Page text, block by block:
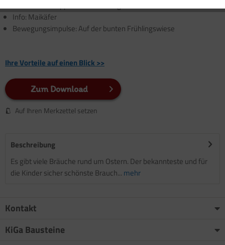
Info: Maikäfer
Bewegungsimpulse: Auf der bunten Frühlingswiese
Ihre Vorteile auf einen Blick >>
Zum Download
Auf Ihren Merkzettel setzen
Beschreibung
Es gibt viele Bräuche rund um Ostern. Der bekannteste und für
die Kinder sicher schönste Brauch... mehr
Kontakt
KiGa Bausteine